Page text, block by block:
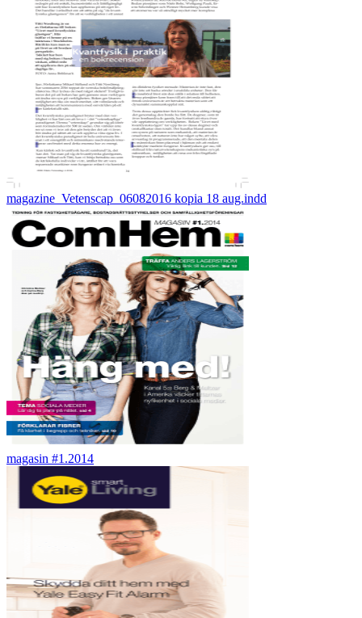
magazine_Vetenscap_06082016 kopia 18 aug.indd
magasin #1.2014